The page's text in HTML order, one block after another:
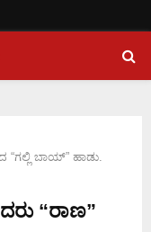
“ಗಲ್ಲಿ ಬಾಯ್” ಹಾಡು.
“ರಾಣ”